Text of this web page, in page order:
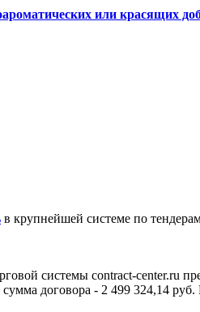
или красящих
в крупнейшей системе по
системы contract-center.ru
договора - 2 499 324,14